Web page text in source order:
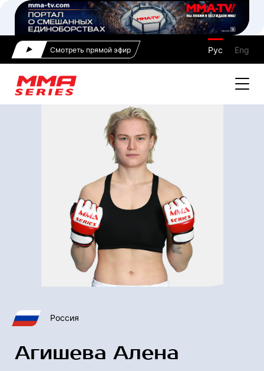
Смотреть прямой эфир Рус Eng
Россия
Агишева Алена